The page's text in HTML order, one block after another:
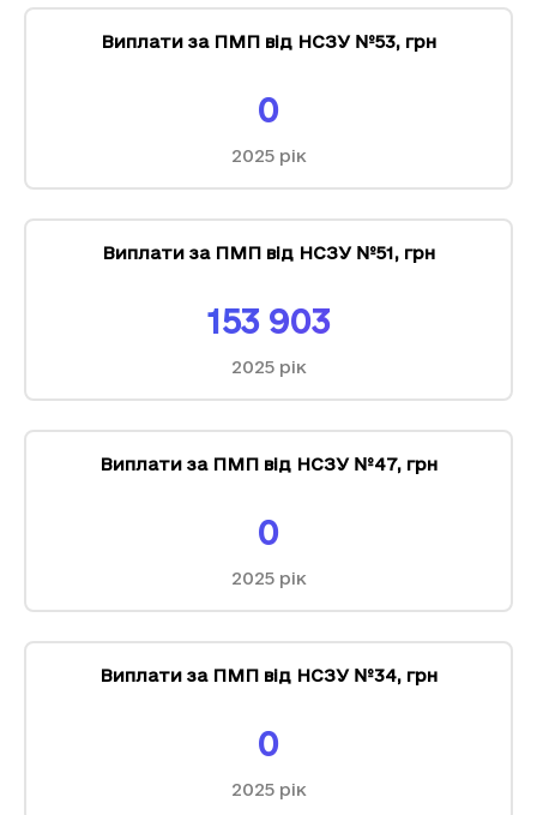
Виплати за ПМП від НСЗУ №53, грн
0
2025рік
Виплати за ПМП від НСЗУ №51, грн
153 903
2025рік
Виплати за ПМП від НСЗУ №47, грн
0
2025рік
Виплати за ПМП від НСЗУ №34, грн
0
2025рік